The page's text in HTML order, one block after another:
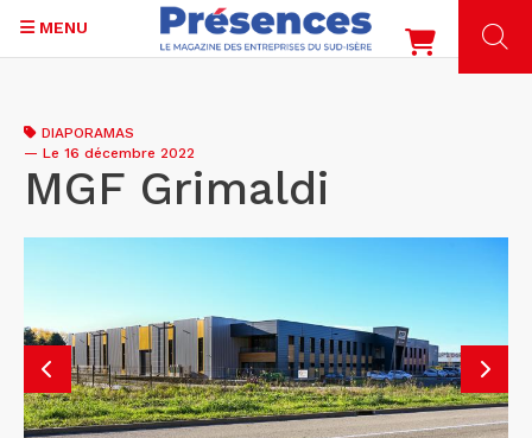
contenu
principal
MENU
DIAPORAMAS
— Le 16 décembre 2022
MGF Grimaldi